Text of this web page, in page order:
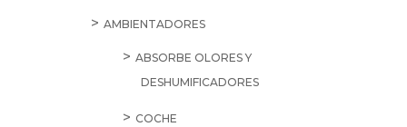
AMBIENTADORES
ABSORBE OLORES Y
DESHUMIFICADORES
COCHE